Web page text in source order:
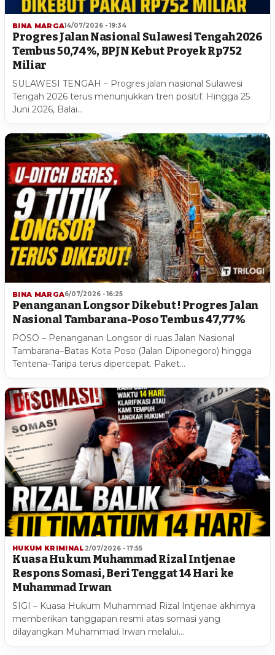
BINA MARGA14/07/2026 - 19:34
Progres Jalan Nasional Sulawesi Tengah 2026
Tembus 50,74%, BPJN Kebut Proyek Rp752
Miliar
SULAWESI TENGAH – Progres jalan nasional Sulawesi
Tengah 2026 terus menunjukkan tren positif. Hingga 25
Juni 2026, Balai…
BINA MARGA6/07/2026 - 16:25
Penanganan Longsor Dikebut ! Progres Jalan
Nasional Tambarana-Poso Tembus 47,77%
POSO – Penanganan Longsor di ruas Jalan Nasional
Tambarana–Batas Kota Poso (Jalan Diponegoro) hingga
Tentena–Taripa terus dipercepat. Paket…
HUKUM KRIMINAL 2/07/2026 - 17:55
Kuasa Hukum Muhammad Rizal Intjenae
Respons Somasi, Beri Tenggat 14 Hari ke
Muhammad Irwan
SIGI – Kuasa Hukum Muhammad Rizal Intjenae akhirnya
memberikan tanggapan resmi atas somasi yang
dilayangkan Muhammad Irwan melalui…